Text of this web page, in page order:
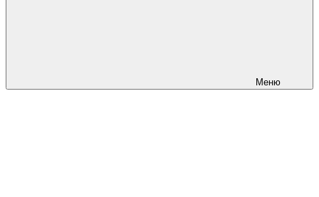
Меню